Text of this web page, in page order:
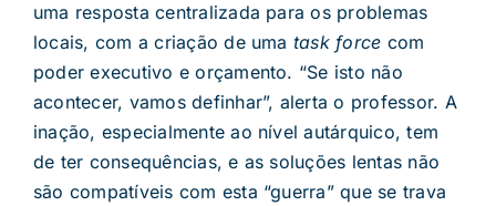
uma resposta centralizada para os problemas
locais, com a criação de uma task force com
poder executivo e orçamento. “Se isto não
acontecer, vamos definhar”, alerta o professor. A
inação, especialmente ao nível autárquico, tem
de ter consequências, e as soluções lentas não
são compatíveis com esta “guerra” que se trava